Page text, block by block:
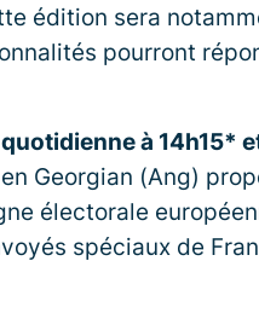
édition sera
pourront
à 14h15*
Georgian (Ang)
électorale
spéciaux de